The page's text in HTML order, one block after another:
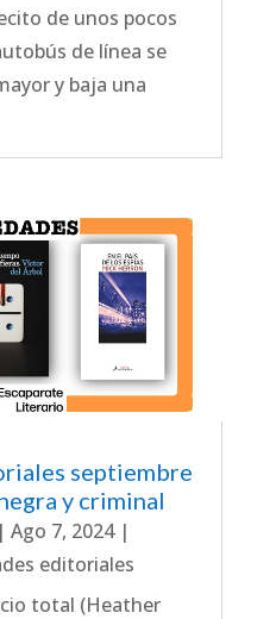
de unos pocos
de línea se
y baja una
septiembre
y criminal
| Ago 7, 2024|
editoriales
total (Heather